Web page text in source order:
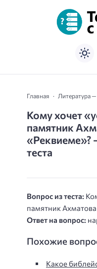
Главная Литература
Кому хочет
памятник
«Реквиеме»?
теста
Вопрос из теста:
памятник
Ответ на вопрос:
Похожие
Какое